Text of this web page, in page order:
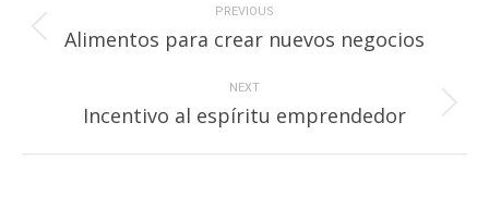
navigation
PREVIOUS
Previous
Alimentos para crear nuevos negocios
NEXT
Next
Incentivo al espíritu emprendedor